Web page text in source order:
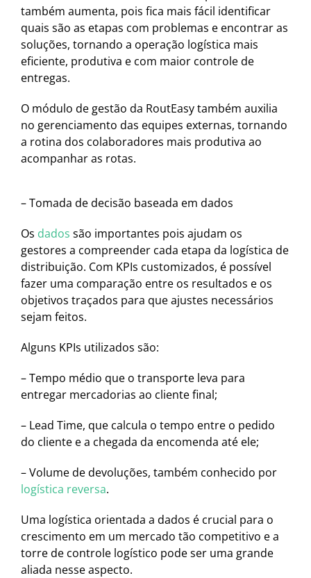
também aumenta, pois fica mais fácil identificar
quais são as etapas com problemas e encontrar as
soluções, tornando a operação logística mais
eficiente, produtiva e com maior controle de
entregas.
O módulo de gestão da RoutEasy também auxilia
no gerenciamento das equipes externas, tornando
a rotina dos colaboradores mais produtiva ao
acompanhar as rotas.
– Tomada de decisão baseada em dados
Os dados são importantes pois ajudam os
gestores a compreender cada etapa da logística de
distribuição. Com KPIs customizados, é possível
fazer uma comparação entre os resultados e os
objetivos traçados para que ajustes necessários
sejam feitos.
Alguns KPIs utilizados são:
– Tempo médio que o transporte leva para
entregar mercadorias ao cliente final;
– Lead Time, que calcula o tempo entre o pedido
do cliente e a chegada da encomenda até ele;
– Volume de devoluções, também conhecido por
logística reversa.
Uma logística orientada a dados é crucial para o
crescimento em um mercado tão competitivo e a
torre de controle logístico pode ser uma grande
aliada nesse aspecto.